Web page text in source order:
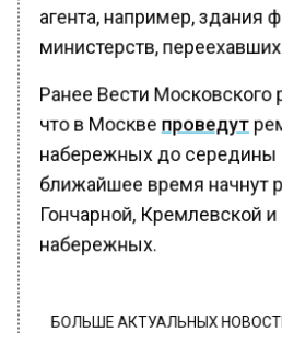
агента, например, здания
министерств,
Ранее Вести Московского
что в Москвепроведут
набережных до середины
ближайшее время начнут
Гончарной, Кремлевской
набережных.
БОЛЬШЕ АКТУАЛЬНЫХ